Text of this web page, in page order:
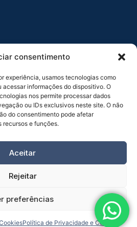
consentimento
experiência, usamos tecnologias como
informações do dispositivo. O
nos permite processar dados
ou IDs exclusivos neste site. O não
do consentimento pode afetar
recursos e funções.
Aceitar
Rejeitar
preferências
Política de Privacidade e Cookies
461
do Comércio Varejista de Taubaté
os direitos reservados.